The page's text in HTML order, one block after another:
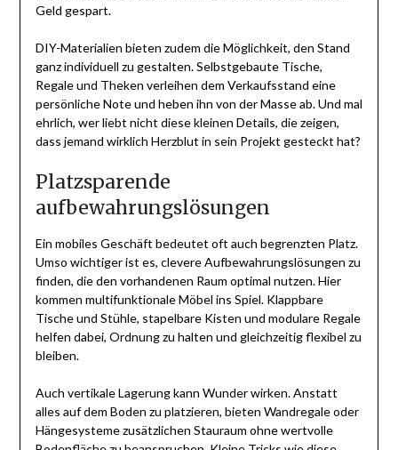
Geld gespart.
DIY-Materialien bieten zudem die Möglichkeit, den Stand
ganz individuell zu gestalten. Selbstgebaute Tische,
Regale und Theken verleihen dem Verkaufsstand eine
persönliche Note und heben ihn von der Masse ab. Und mal
ehrlich, wer liebt nicht diese kleinen Details, die zeigen,
dass jemand wirklich Herzblut in sein Projekt gesteckt hat?
Platzsparende
aufbewahrungslösungen
Ein mobiles Geschäft bedeutet oft auch begrenzten Platz.
Umso wichtiger ist es, clevere Aufbewahrungslösungen zu
finden, die den vorhandenen Raum optimal nutzen. Hier
kommen multifunktionale Möbel ins Spiel. Klappbare
Tische und Stühle, stapelbare Kisten und modulare Regale
helfen dabei, Ordnung zu halten und gleichzeitig flexibel zu
bleiben.
Auch vertikale Lagerung kann Wunder wirken. Anstatt
alles auf dem Boden zu platzieren, bieten Wandregale oder
Hängesysteme zusätzlichen Stauraum ohne wertvolle